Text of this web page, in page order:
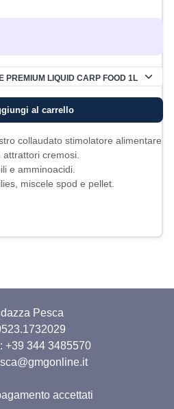
PREMIUM LIQUID CARP FOOD 1L
al carrello
collaudato stimolatore alimentare
cremosi.
e amminoacidi.
miscele spod e pellet.
Pesca
+39 344 3485570
accettati